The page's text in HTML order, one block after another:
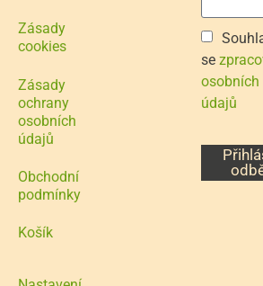
Zásady
cookies
Zásady
ochrany
osobních
údajů
Obchodní
podmínky
Košík
se
osobních
údajů